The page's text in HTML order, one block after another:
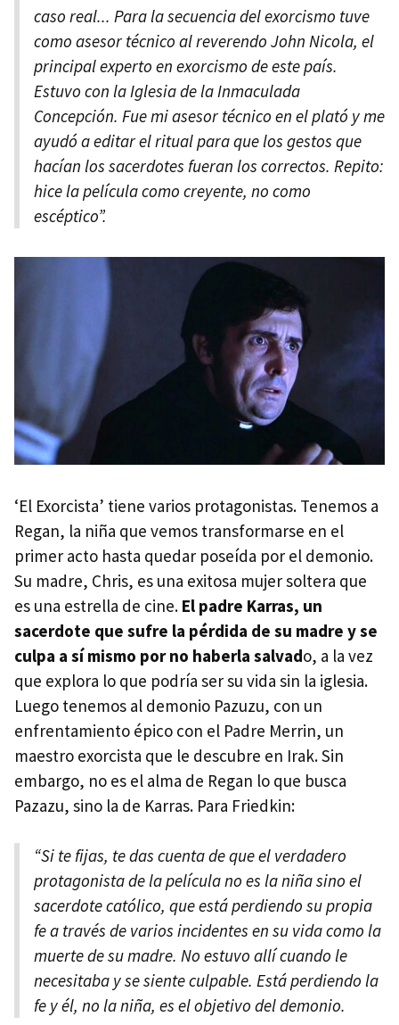
caso real... Para la secuencia del exorcismo tuve
como asesor técnico al reverendo John Nicola, el
principal experto en exorcismo de este país.
Estuvo con la Iglesia de la Inmaculada
Concepción. Fue mi asesor técnico en el plató y me
ayudó a editar el ritual para que los gestos que
hacían los sacerdotes fueran los correctos. Repito:
hice la película como creyente, no como
escéptico”.
‘El Exorcista’ tiene varios protagonistas. Tenemos a
Regan, la niña que vemos transformarse en el
primer acto hasta quedar poseída por el demonio.
Su madre, Chris, es una exitosa mujer soltera que
es una estrella de cine. El padre Karras, un
sacerdote que sufre la pérdida de su madre y se
culpa a sí mismo por no haberla salvado, a la vez
que explora lo que podría ser su vida sin la iglesia.
Luego tenemos al demonio Pazuzu, con un
enfrentamiento épico con el Padre Merrin, un
maestro exorcista que le descubre en Irak. Sin
embargo, no es el alma de Regan lo que busca
Pazazu, sino la de Karras. Para Friedkin:
“Si te fijas, te das cuenta de que el verdadero
protagonista de la película no es la niña sino el
sacerdote católico, que está perdiendo su propia
fe a través de varios incidentes en su vida como la
muerte de su madre. No estuvo allí cuando le
necesitaba y se siente culpable. Está perdiendo la
fe y él, no la niña, es el objetivo del demonio.